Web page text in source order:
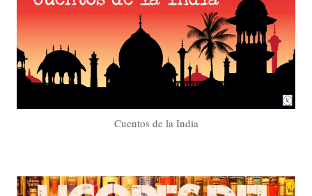
Cuentos de la India